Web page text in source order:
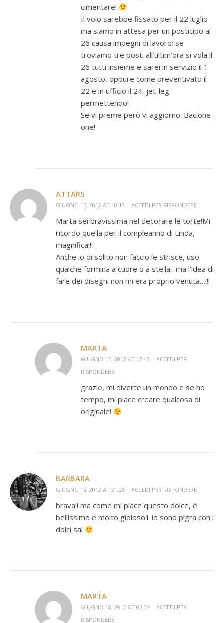
cimentare!
Il volo sarebbe fissato per il 22 luglio
ma siamo in attesa per un posticipo al
26 causa impegni di lavoro: se
troviamo tre posti all’ultim’ora si vola il
26 tutti insieme e sarei in servizio il 1
agosto, oppure come preventivato il
22 e in ufficio il 24, jet-leg
permettendo!
Se vi preme però vi aggiorno. Bacione
one!
ATTARS
GIUGNO 15, 2012 AT 10:13 ACCEDI PER RISPONDERE
Marta sei bravissima nel decorare le torte!Mi
ricordo quella per il compleanno di Linda,
magnifica!!!
Anche io di solito non faccio le strisce, uso
qualche formina a cuore o a stella…ma l’idea di
fare dei disegni non mi era proprio venuta…!!!
MARTA
GIUGNO 15, 2012 AT 12:43
ACCEDI PER
RISPONDERE
grazie, mi diverte un mondo e se ho
tempo, mi piace creare qualcosa di
originale!
BARBARA
GIUGNO 15, 2012 AT 21:25 ACCEDI PER RISPONDERE
brava!! ma come mi piace questo dolce, è
bellissimo e molto gioioso1 io sono pigra con i
dolci sai
MARTA
GIUGNO 18, 2012 AT 03:39
ACCEDI PER
RISPONDERE